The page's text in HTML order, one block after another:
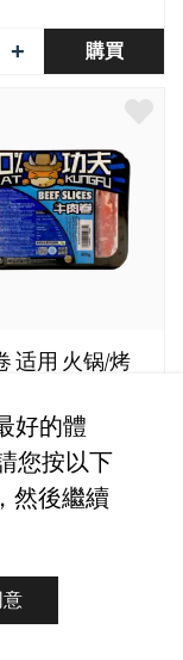
+ 購買
适用 火锅/烤
+
好的體
您按以下
然後繼續
意